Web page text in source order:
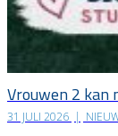
Vrouwen 2 kan
31 JULI 2026 |